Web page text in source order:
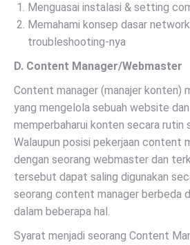
Menguasai instalasi & setting
Memahami konsep dasar
troubleshooting-nya
D. Content Manager/Webmaster
Content manager (manajer konten)
yang mengelola sebuah website
memperbaharui konten secara rutin
Walaupun posisi pekerjaan content
dengan seorang webmaster dan
tersebut dapat saling digunakan
seorang content manager berbeda
dalam beberapa hal.
Syarat menjadi seorang Content